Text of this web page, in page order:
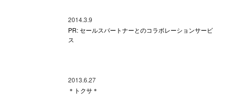
2014.3.9
PR: セールスパートナーとのコラボレーションサービ
ス
2013.6.27
＊トクサ＊